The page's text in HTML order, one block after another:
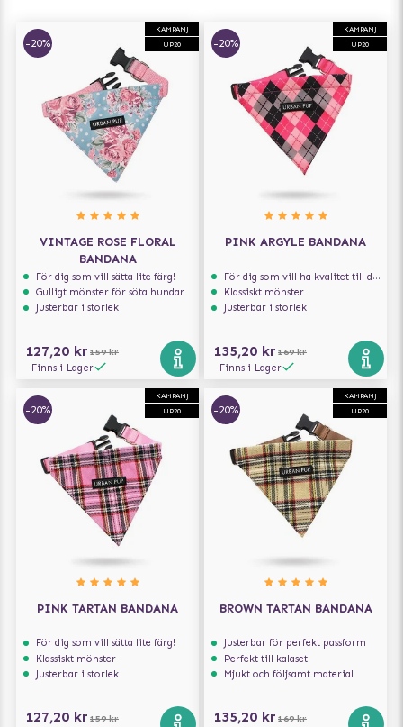
KAMPANJ
UP20
-20%
VINTAGE ROSE FLORAL
BANDANA
För dig som vill sätta lite färg!
Gulligt mönster för söta hundar
Justerbar i storlek
127,20 kr 159 kr
Finns i Lager
KAMPANJ
UP20
-20%
PINK ARGYLE BANDANA
För dig som vill ha kvalitet till din hund!
Klassiskt mönster
Justerbar i storlek
135,20 kr 169 kr
Finns i Lager
KAMPANJ
UP20
-20%
PINK TARTAN BANDANA
För dig som vill sätta lite färg!
Klassiskt mönster
Justerbar i storlek
127,20 kr 159 kr
KAMPANJ
UP20
-20%
BROWN TARTAN BANDANA
Justerbar för perfekt passform
Perfekt till kalaset
Mjukt och följsamt material
135,20 kr 169 kr